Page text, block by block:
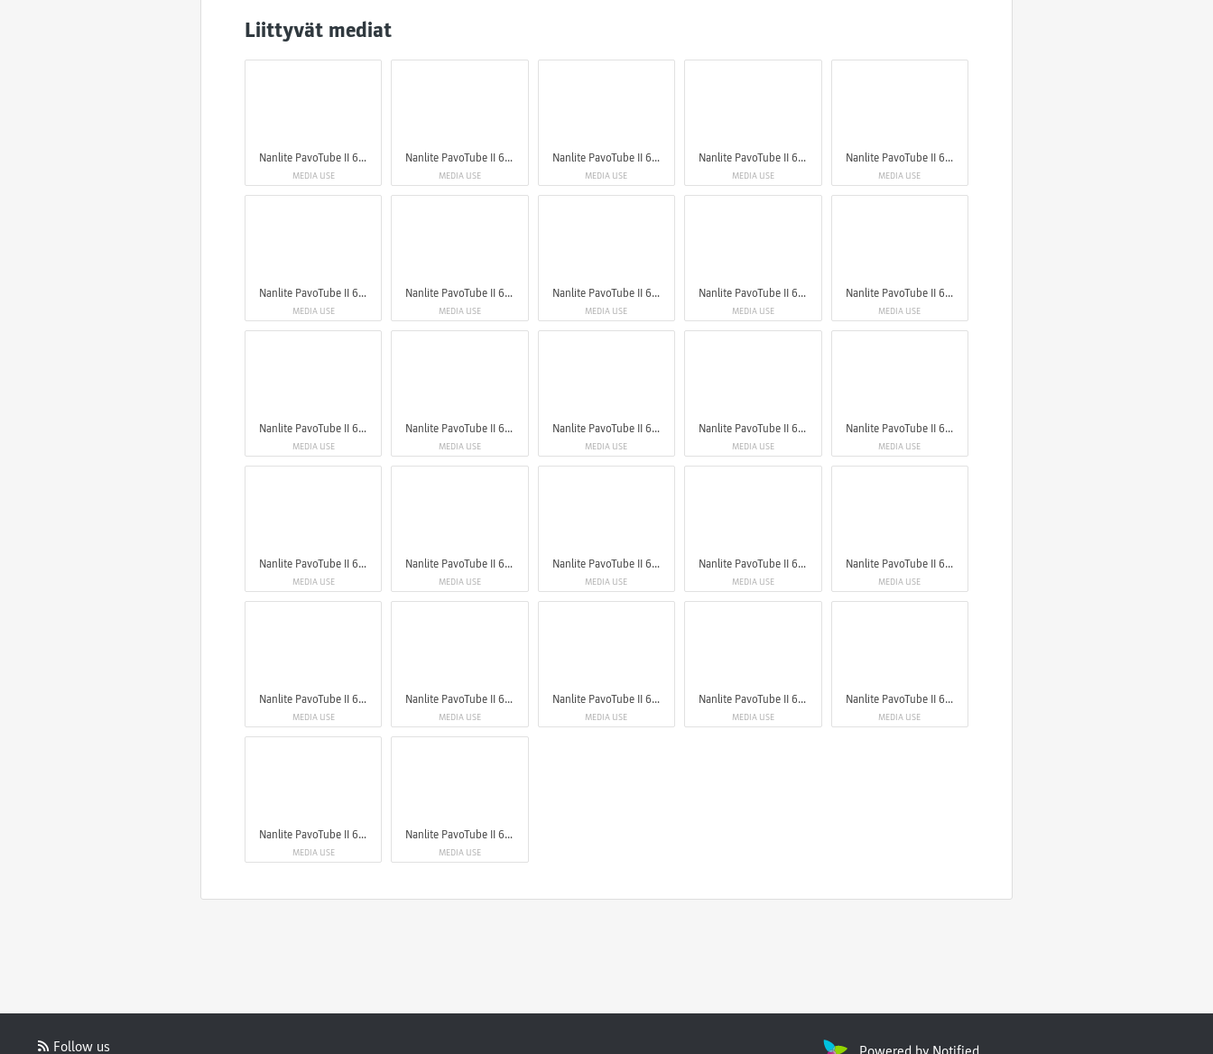
Liittyvät mediat
Nanlite PavoTube II 6XR LED RGBWW Pixel Tube Light
MEDIA USE
Nanlite PavoTube II 6XR LED RGBWW Pixel Tube Light
MEDIA USE
Nanlite PavoTube II 6XR LED RGBWW Pixel Tube Light
MEDIA USE
Nanlite PavoTube II 6XR LED RGBWW Pixel Tube Light
MEDIA USE
Nanlite PavoTube II 6XR LED RGBWW Pixel Tube Light
MEDIA USE
Nanlite PavoTube II 6XR LED RGBWW Pixel Tube Light
MEDIA USE
Nanlite PavoTube II 6XR LED RGBWW Pixel Tube Light
MEDIA USE
Nanlite PavoTube II 6XR LED RGBWW Pixel Tube Light
MEDIA USE
Nanlite PavoTube II 6XR LED RGBWW Pixel Tube Light
MEDIA USE
Nanlite PavoTube II 6XR LED RGBWW Pixel Tube Light
MEDIA USE
Nanlite PavoTube II 6XR LED RGBWW Pixel Tube Light
MEDIA USE
Nanlite PavoTube II 6XR LED RGBWW Pixel Tube Light
MEDIA USE
Nanlite PavoTube II 6XR LED RGBWW Pixel Tube Light
MEDIA USE
Nanlite PavoTube II 6XR LED RGBWW Pixel Tube Light
MEDIA USE
Nanlite PavoTube II 6XR LED RGBWW Pixel Tube Light
MEDIA USE
Nanlite PavoTube II 6XR LED RGBWW Pixel Tube Light
MEDIA USE
Nanlite PavoTube II 6XR LED RGBWW Pixel Tube Light
MEDIA USE
Nanlite PavoTube II 6XR LED RGBWW Pixel Tube Light
MEDIA USE
Nanlite PavoTube II 6XR LED RGBWW Pixel Tube Light
MEDIA USE
Nanlite PavoTube II 6XR LED RGBWW Pixel Tube Light
MEDIA USE
Nanlite PavoTube II 6XR LED RGBWW Pixel Tube Light
MEDIA USE
Nanlite PavoTube II 6XR LED RGBWW Pixel Tube Light
MEDIA USE
Nanlite PavoTube II 6XR LED RGBWW Pixel Tube Light
MEDIA USE
Nanlite PavoTube II 6XR LED RGBWW Pixel Tube Light
MEDIA USE
Nanlite PavoTube II 6XR LED RGBWW Pixel Tube Light
MEDIA USE
Nanlite PavoTube II 6XR LED RGBWW Pixel Tube Light
MEDIA USE
Nanlite PavoTube II 6XR LED RGBWW Pixel Tube Light
MEDIA USE
Follow us